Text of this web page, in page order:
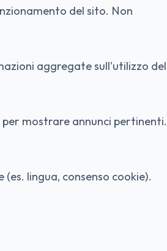
del sito. Non
aggregate sull'utilizzo del
mostrare annunci pertinenti.
lingua, consenso cookie).